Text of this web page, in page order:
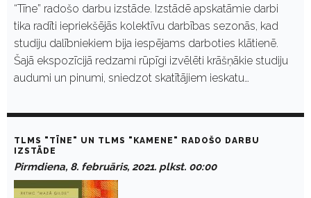
“Tīne” radošo darbu izstāde. Izstādē apskatāmie darbi
tika radīti iepriekšējās kolektīvu darbības sezonās, kad
studiju dalībniekiem bija iespējams darboties klātienē.
Šajā ekspozīcijā redzami rūpīgi izvēlēti krāšņākie studiju
audumi un pinumi, sniedzot skatītājiem ieskatu…
TLMS "TĪNE" UN TLMS "KAMENE" RADOŠO DARBU
IZSTĀDE
Pirmdiena, 8. februāris, 2021. plkst. 00:00